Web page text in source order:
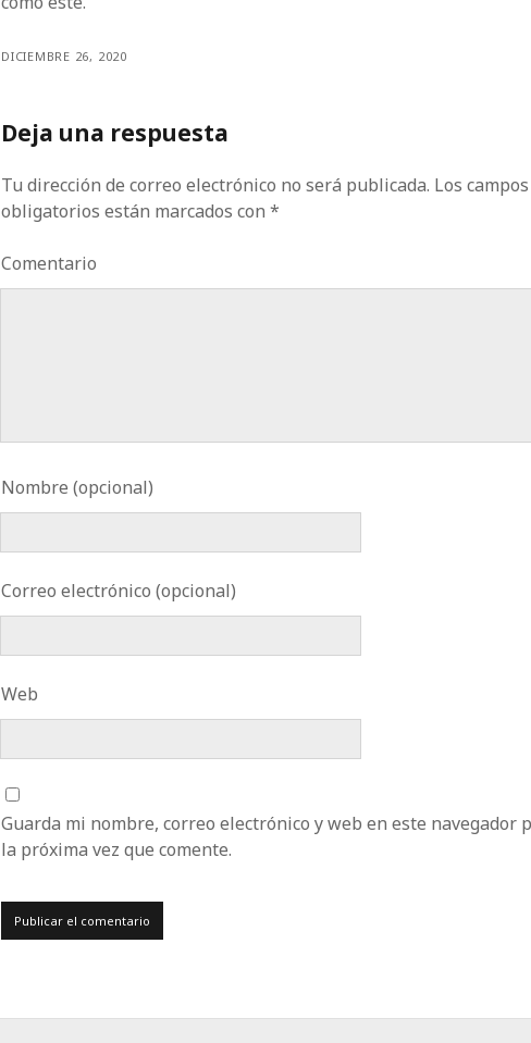
DICIEMBRE 26, 2020
Deja una respuesta
Tu dirección de correo electrónico no será publicada. Los campos
obligatorios están marcados con*
Comentario
Nombre (opcional)
Correo electrónico (opcional)
Web
Guarda mi nombre, correo electrónico y web en este navegador
la próxima vez que comente.